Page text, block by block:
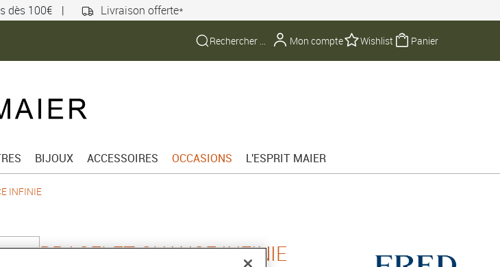
dès 100€ | Livraison offerte*
Mon compte Wishlist Panier
BIJOUX ACCESSOIRES OCCASIONS L'ESPRIT MAIER
INFINIE
BRACELET CHANCE INFINIE